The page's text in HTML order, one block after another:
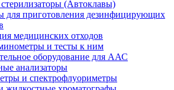
(Автоклавы)
для приготовления дезинфицирующих
медицинских отходов
и тесты к ним
оборудование для ААС
анализаторы
и спектрофлуориметры